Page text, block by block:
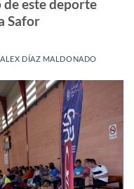
este deporte
Safor
ALEX DÍAZ MALDONADO